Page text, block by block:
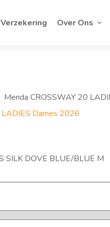
Verzekering Over Ons
Merida CROSSWAY 20
Dames 2026
SILK DOVE BLUE/BLUE M